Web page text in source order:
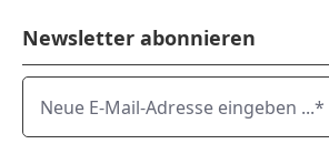
Newsletter abonnieren
Neue E-Mail-Adresse eingeben ...